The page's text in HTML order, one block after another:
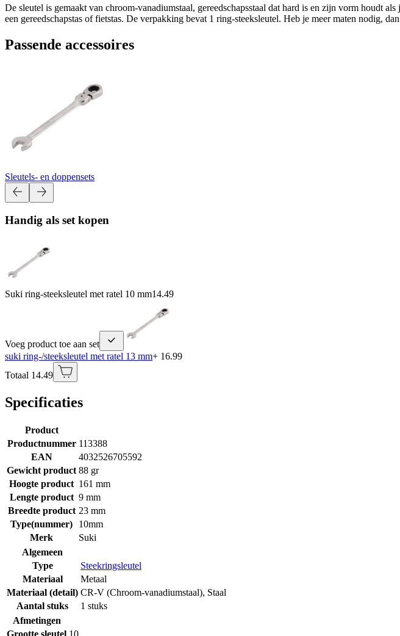
De sleutel is gemaakt van chroom-vanadiumstaal, gereedschapsstaal dat hard is en zijn vorm houdt
een gereedschapstas of fietstas. De verpakking bevat 1 ring-steeksleutel. Heb je meer maten nodig,
Passende accessoires
Sleutels- en doppensets
Handig als set kopen
Suki ring-steeksleutel met ratel 10 mm14.49
Voeg product toe aan set
suki ring-/steeksleutel met ratel 13 mm+ 16.99
Totaal 14.49
Specificaties
Product
Productnummer 113388
EAN
4032526705592
Gewicht product 88 gr
Hoogte product 161 mm
Lengte product 9 mm
Breedte product 23 mm
Type(nummer)
10mm
Merk
Suki
Algemeen
Type
Steekringsleutel
Materiaal
Metaal
Materiaal (detail) CR-V (Chroom-vanadiumstaal), Staal
Aantal stuks
1 stuks
Afmetingen
Grootte sleutel 10